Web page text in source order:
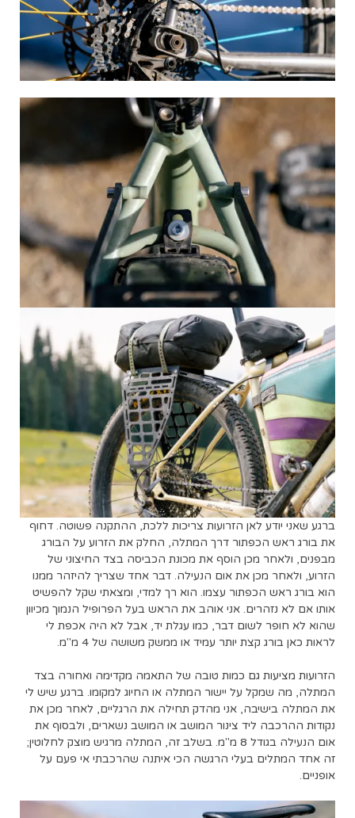
ברגע שאני יודע לאן הזרועות צריכות ללכת, ההתקנה פשוטה. דחוף
את בורג ראש הכפתור דרך המתלה, החלק את הזרוע על הבורג
מבפנים, ולאחר מכן הוסף את מכונת הכביסה בצד החיצוני של
הזרוע, ולאחר מכן את אום הנעילה. דבר אחד שצריך להיזהר ממנו
הוא בורג ראש הכפתור עצמו. הוא רך למדי, ומצאתי שקל להפשיט
אותו אם לא נזהרים. אני אוהב את הראש בעל הפרופיל הנמוך מכיוון
שהוא לא חופר לשום דבר, כמו עגלת יד, אבל לא היה אכפת לי
לראות כאן בורג קצת יותר עמיד או ממשק משושה של 4 מ"מ.
הזרועות מציעות גם כמות טובה של התאמה מקדימה ואחורה בצד
המתלה, מה שמקל על יישור המתלה או החיוג למקומו. ברגע שיש לי
את המתלה בישיבה, אני מהדק תחילה את הרגליים, לאחר מכן את
נקודות ההרכבה ליד צינור המושב או המושב נשארים, ולבסוף את
אום הנעילה בגודל 8 מ"מ. בשלב זה, המתלה מרגיש מוצק לחלוטין;
זה אחד המתלים בעלי הרגשה הכי איתנה שהרכבתי אי פעם על
אופניים.